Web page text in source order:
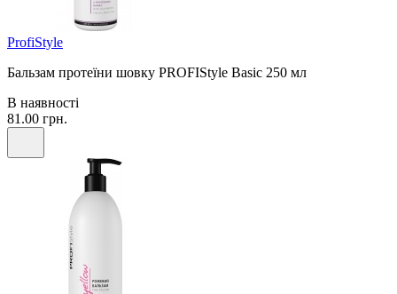
ProfiStyle
Бальзам протеїни шовку PROFIStyle Basic 250 мл
В наявності
81.00 грн.